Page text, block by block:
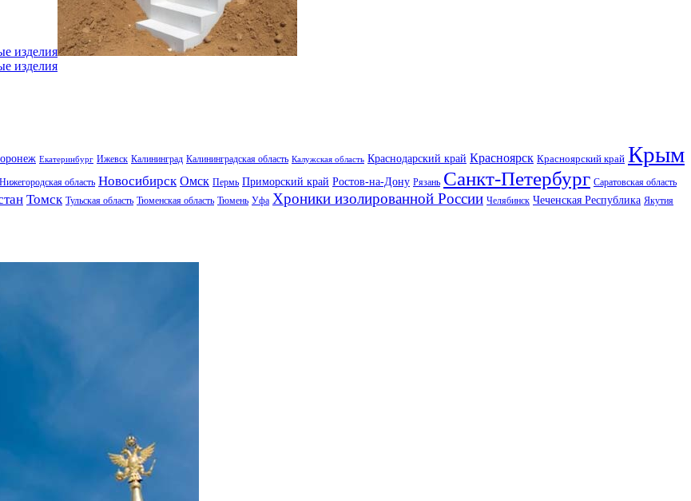
изделия
изделия
Екатеринбург Ижевск Калининград Калининградская область Калужская область Краснодарский край Красноярск Красноярский край Крым
Нижегородская область Новосибирск Омск Пермь Приморский край Ростов-на-Дону Рязань Санкт-Петербург Саратовская область
Томск Тульская область Тюменская область Тюмень Уфа Хроники изолированной России Челябинск Чеченская Республика Якутия